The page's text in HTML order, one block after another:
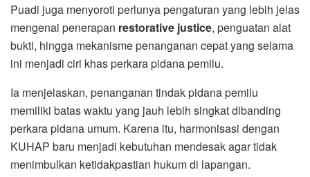
Puadi juga menyoroti perlunya pengaturan yang lebih jelas
mengenai penerapan restorative justice, penguatan alat
bukti, hingga mekanisme penanganan cepat yang selama
ini menjadi ciri khas perkara pidana pemilu.
Ia menjelaskan, penanganan tindak pidana pemilu
memiliki batas waktu yang jauh lebih singkat dibanding
perkara pidana umum. Karena itu, harmonisasi dengan
KUHAP baru menjadi kebutuhan mendesak agar tidak
menimbulkan ketidakpastian hukum di lapangan.